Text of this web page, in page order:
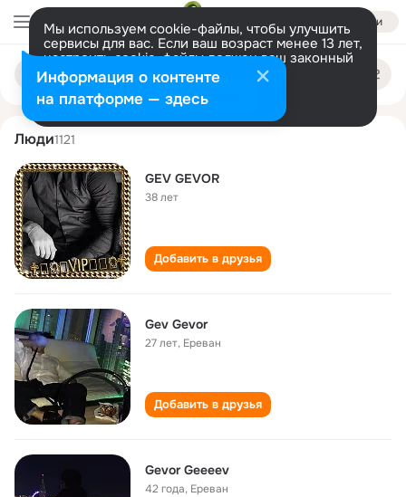
Войти
Мы используем cookie-файлы, чтобы улучшить
сервисы для вас. Если ваш возраст менее 13 лет,
настроить cookie-файлы должен ваш законный
представитель. Больше информации
Разрешить все Настроить
Поиск
людям
gev gevor
Люди1121
GEV GEVOR
38 лет
Добавить в друзья
Gev Gevor
27 лет, Ереван
Добавить в друзья
Gevor Geeeev
42 года, Ереван
Информация о контенте
на платформе — здесь